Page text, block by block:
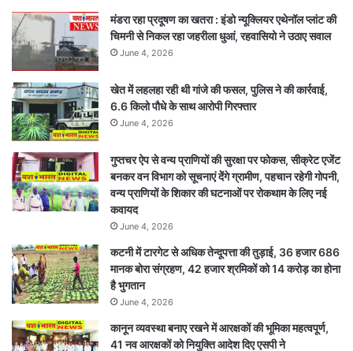
गंभीर
मंडरा रहा प्रदूषण का खतरा : इंडो न्यूक्लियर एथेनॉल प्लांट की
चिमनी से निकल रहा जहरीला धुआं, रहवासियो ने उठाए सवाल
June 4, 2026
खेत में लहलहा रही थी गांजे की फसल, पुलिस ने की कार्रवाई,
6.6 किलो पौधे के साथ आरोपी गिरफ्तार
June 4, 2026
गुप्तचर ऐप से वन्य प्राणियों की सुरक्षा पर फोकस, सीक्रेट एजेंट
बनकर वन विभाग को सूचनाएं देेंगे ग्रामीण, पहचान रहेगी गोपनी,
वन्य प्राणियों के शिकार की घटनाओं पर रोकथाम के लिए नई
कवायद
June 4, 2026
कटनी में टारगेट से अधिक तेन्दूपत्ता की तुड़ाई, 36 हजार 686
मानक बोरा संग्रहण, 42 हजार श्रमिकों को 14 करोड़ का होना
है भुगतान
June 4, 2026
कानून व्यवस्था बनाए रखने में आरक्षकों की भूमिका महत्वपूर्ण,
41 नव आरक्षकों को नियुक्ति आदेश दिए एसपी ने